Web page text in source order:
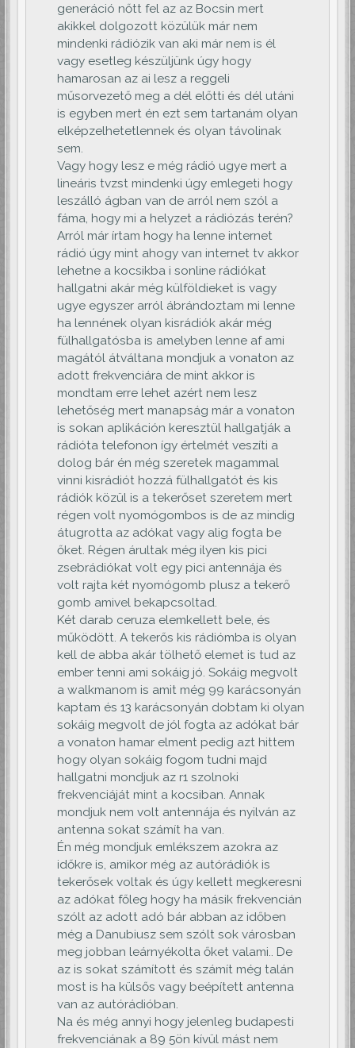
generáció nőtt fel az az Bocsin mert
akikkel dolgozott közülük már nem
mindenki rádiózik van aki már nem is él
vagy esetleg készüljünk úgy hogy
hamarosan az ai lesz a reggeli
műsorvezető meg a dél előtti és dél utáni
is egyben mert én ezt sem tartanám olyan
elképzelhetetlennek és olyan távolinak
sem.
Vagy hogy lesz e még rádió ugye mert a
lineáris tvzst mindenki úgy emlegeti hogy
leszálló ágban van de arról nem szól a
fáma, hogy mi a helyzet a rádiózás terén?
Arról már írtam hogy ha lenne internet
rádió úgy mint ahogy van internet tv akkor
lehetne a kocsikba i sonline rádiókat
hallgatni akár még külföldieket is vagy
ugye egyszer arról ábrándoztam mi lenne
ha lennének olyan kisrádiók akár még
fülhallgatósba is amelyben lenne af ami
magától átváltana mondjuk a vonaton az
adott frekvenciára de mint akkor is
mondtam erre lehet azért nem lesz
lehetőség mert manapság már a vonaton
is sokan aplikáción keresztül hallgatják a
rádióta telefonon így értelmét veszíti a
dolog bár én még szeretek magammal
vinni kisrádiót hozzá fülhallgatót és kis
rádiók közül is a tekerőset szeretem mert
régen volt nyomógombos is de az mindig
átugrotta az adókat vagy alig fogta be
őket. Régen árultak még ilyen kis pici
zsebrádiókat volt egy pici antennája és
volt rajta két nyomógomb plusz a tekerő
gomb amivel bekapcsoltad.
Két darab ceruza elemkellett bele, és
működött. A tekerős kis rádiómba is olyan
kell de abba akár tölhető elemet is tud az
ember tenni ami sokáig jó. Sokáig megvolt
a walkmanom is amit még 99 karácsonyán
kaptam és 13 karácsonyán dobtam ki olyan
sokáig megvolt de jól fogta az adókat bár
a vonaton hamar elment pedig azt hittem
hogy olyan sokáig fogom tudni majd
hallgatni mondjuk az r1 szolnoki
frekvenciáját mint a kocsiban. Annak
mondjuk nem volt antennája és nyilván az
antenna sokat számít ha van.
Én még mondjuk emlékszem azokra az
időkre is, amikor még az autórádiók is
tekerősek voltak és úgy kellett megkeresni
az adókat főleg hogy ha másik frekvencián
szólt az adott adó bár abban az időben
még a Danubiusz sem szólt sok városban
meg jobban leárnyékolta őket valami.. De
az is sokat számított és számít még talán
most is ha külsős vagy beépített antenna
van az autórádióban.
Na és még annyi hogy jelenleg budapesti
frekvenciának a 89 5ön kívül mást nem